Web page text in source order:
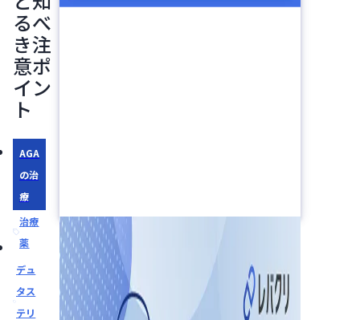
るべ
き注
意ポ
イン
ト
AGA
の治
療
治療
薬
デュ
タス
テリ